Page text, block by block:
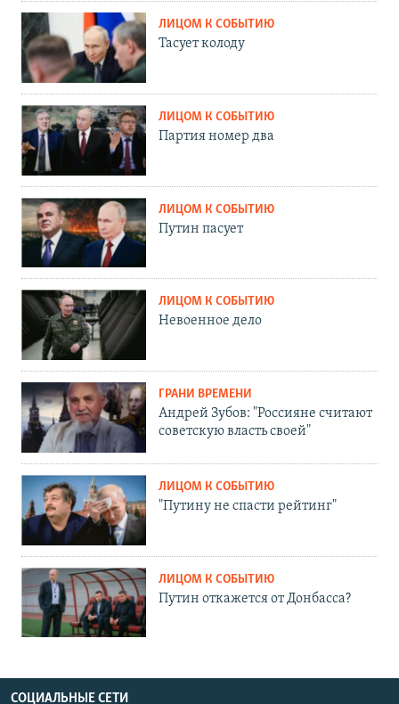
ЛИЦОМ К СОБЫТИЮ
Тасует колоду
ЛИЦОМ К СОБЫТИЮ
Партия номер два
ЛИЦОМ К СОБЫТИЮ
Путин пасует
ЛИЦОМ К СОБЫТИЮ
Невоенное дело
ГРАНИ ВРЕМЕНИ
Андрей Зубов: "Россияне считают
советскую власть своей"
ЛИЦОМ К СОБЫТИЮ
"Путину не спасти рейтинг"
ЛИЦОМ К СОБЫТИЮ
Путин откажется от Донбасса?
СОЦИАЛЬНЫЕ СЕТИ